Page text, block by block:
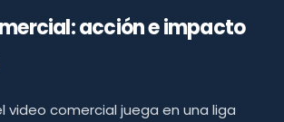
acción e impacto
video comercial juega en una liga